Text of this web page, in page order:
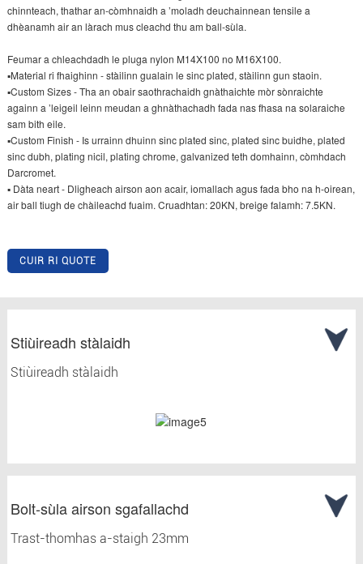
chinnteach, thathar an-còmhnaidh a ’moladh deuchainnean tensile a
dhèanamh air an làrach mus cleachd thu am ball-sùla.
Feumar a chleachdadh le pluga nylon M14X100 no M16X100.
▪Material ri fhaighinn - stàilinn gualain le sinc plated, stàilinn gun staoin.
▪Custom Sizes - Tha an obair saothrachaidh gnàthaichte mòr sònraichte
againn a ’leigeil leinn meudan a ghnàthachadh fada nas fhasa na solaraiche
sam bith eile.
▪Custom Finish - Is urrainn dhuinn sinc plated sinc, plated sinc buidhe, plated
sinc dubh, plating nicil, plating chrome, galvanized teth domhainn, còmhdach
Darcromet.
▪ Dàta neart - Dligheach airson aon acair, iomallach agus fada bho na h-oirean,
air ball tiugh de chàileachd fuaim. Cruadhtan: 20KN, breige falamh: 7.5KN.
CUIR RI QUOTE
Stiùireadh stàlaidh
Stiùireadh stàlaidh
Bolt-sùla airson sgafallachd
Trast-thomhas a-staigh 23mm